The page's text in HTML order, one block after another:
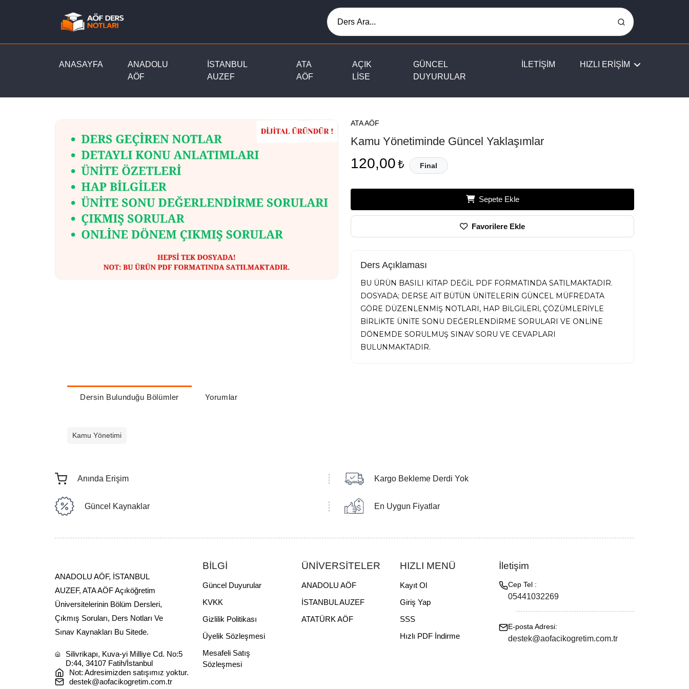
ANASAYFA
ANADOLU
AÖF
İSTANBUL
AUZEF
ATA
AÖF
AÇIK
LİSE
GÜNCEL
DUYURULAR
İLETİŞİM HIZLI ERİŞİM
ATA AÖF
Kamu Yönetiminde Güncel Yaklaşımlar
120,00 ₺ Final
Sepete Ekle
Favorilere Ekle
Ders Açıklaması
BU ÜRÜN BASILI KİTAP DEĞİL PDF FORMATINDA SATILMAKTADIR.
DOSYADA; DERSE AİT BÜTÜN ÜNİTELERİN GÜNCEL MÜFREDATA
GÖRE DÜZENLENMİŞ NOTLARI, HAP BİLGİLERİ, ÇÖZÜMLERİYLE
BİRLİKTE ÜNİTE SONU DEĞERLENDİRME SORULARI VE ONLİNE
DÖNEMDE SORULMUŞ SINAV SORU VE CEVAPLARI
BULUNMAKTADIR.
Dersin Bulunduğu Bölümler Yorumlar
Kamu Yönetimi
Anında Erişim Kargo Bekleme Derdi Yok
Güncel Kaynaklar En Uygun Fiyatlar
ANADOLU AÖF, İSTANBUL
AUZEF, ATA AÖF Açıköğretim
Üniversitelerinin Bölüm Dersleri,
Çıkmış Soruları, Ders Notları Ve
Sınav Kaynakları Bu Sitede.
Silivrikapı, Kuva-yi Milliye Cd. No:5
D:44, 34107 Fatih/İstanbul
Not: Adresimizden satışımız yoktur.
destek@aofacikogretim.com.tr
BİLGİ
Güncel Duyurular
KVKK
Gizlilik Politikası
Üyelik Sözleşmesi
Mesafeli Satış
Sözleşmesi
ÜNİVERSİTELER
ANADOLU AÖF
İSTANBUL AUZEF
ATATÜRK AÖF
HIZLI MENÜ
Kayıt Ol
Giriş Yap
SSS
Hızlı PDF İndirme
İletişim
Cep Tel :
05441032269
E-posta Adresi:
destek@aofacikogretim.com.tr